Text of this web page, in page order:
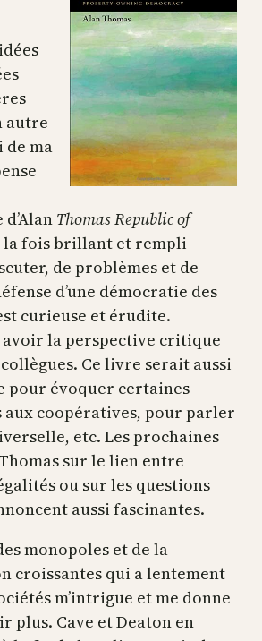
autre
de ma
Thomas Republic of
la fois brillant et rempli
de problèmes et de
d’une démocratie des
curieuse et érudite.
avoir la perspective critique
Ce livre serait aussi
pour évoquer certaines
coopératives, pour parler
etc. Les prochaines
sur le lien entre
ou sur les questions
aussi fascinantes.
monopoles et de la
croissantes qui a lentement
m’intrigue et me donne
plus. Cave et Deaton en